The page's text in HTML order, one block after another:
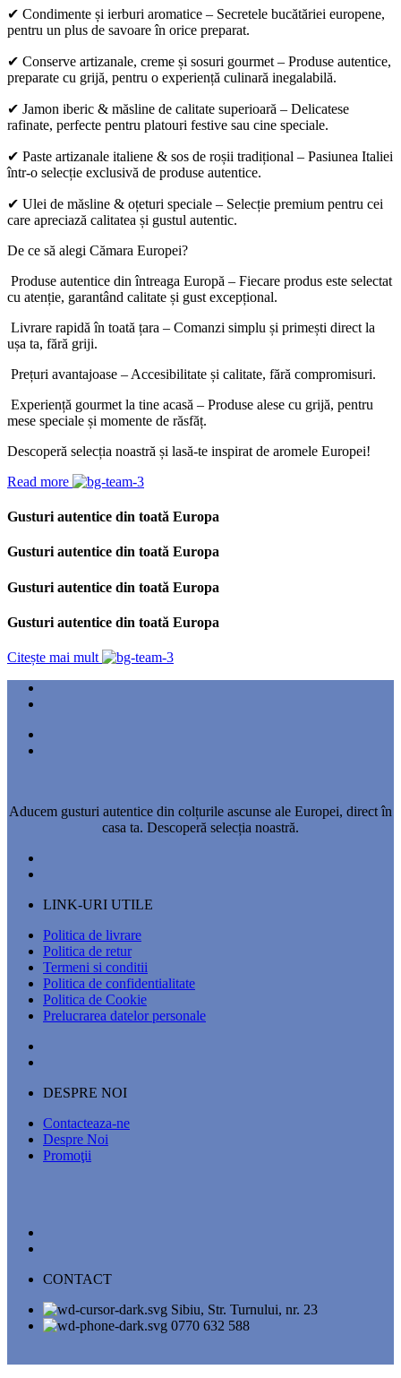
✔ Condimente și ierburi aromatice – Secretele bucătăriei europene,
pentru un plus de savoare în orice preparat.
✔ Conserve artizanale, creme și sosuri gourmet – Produse autentice,
preparate cu grijă, pentru o experiență culinară inegalabilă.
✔ Jamon iberic & măsline de calitate superioară – Delicatese
rafinate, perfecte pentru platouri festive sau cine speciale.
✔ Paste artizanale italiene & sos de roșii tradițional – Pasiunea Italiei
într-o selecție exclusivă de produse autentice.
✔ Ulei de măsline & oțeturi speciale – Selecție premium pentru cei
care apreciază calitatea și gustul autentic.
De ce să alegi Cămara Europei?
Produse autentice din întreaga Europă – Fiecare produs este selectat
cu atenție, garantând calitate și gust excepțional.
Livrare rapidă în toată țara – Comanzi simplu și primești direct la
ușa ta, fără griji.
Prețuri avantajoase – Accesibilitate și calitate, fără compromisuri.
Experiență gourmet la tine acasă – Produse alese cu grijă, pentru
mese speciale și momente de răsfăț.
Descoperă selecția noastră și lasă-te inspirat de aromele Europei!
Read more
Gusturi autentice din toată Europa
Gusturi autentice din toată Europa
Gusturi autentice din toată Europa
Gusturi autentice din toată Europa
Citește mai mult
Aducem gusturi autentice din colțurile ascunse ale Europei, direct în
casa ta. Descoperă selecția noastră.
LINK-URI UTILE
Politica de livrare
Politica de retur
Termeni si conditii
Politica de confidentialitate
Politica de Cookie
Prelucrarea datelor personale
DESPRE NOI
Contacteaza-ne
Despre Noi
Promoţii
CONTACT
Sibiu, Str. Turnului, nr. 23
0770 632 588